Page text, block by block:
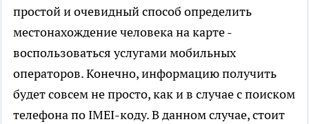
простой и очевидный способ определить
местонахождение человека на карте -
воспользоваться услугами мобильных
операторов. Конечно, информацию получить
будет совсем не просто, как и в случае с поиском
телефона по IMEI-коду. В данном случае, стоит